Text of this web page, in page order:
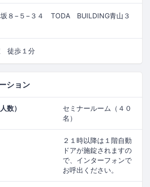
坂８−５−３４ TODA BUILDING青山３
徒歩１分
ション
数）
セミナールーム（４０
名）
２１時以降は１階自動
ドアが施錠されますの
で、インターフォンで
お呼出ください。